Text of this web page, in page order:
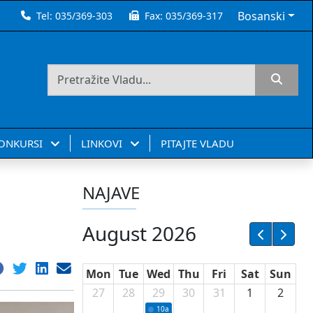
Tel:035/369-303 Fax:035/369-317 Bosanski
LINKOVI PITAJTE VLADU
NAJAVE
August 2026
Mon Tue Wed Thu Fri Sat
Sun
27
28 29
10a Potpisivanje ugovora sa neprofitnim
30 31 1 2